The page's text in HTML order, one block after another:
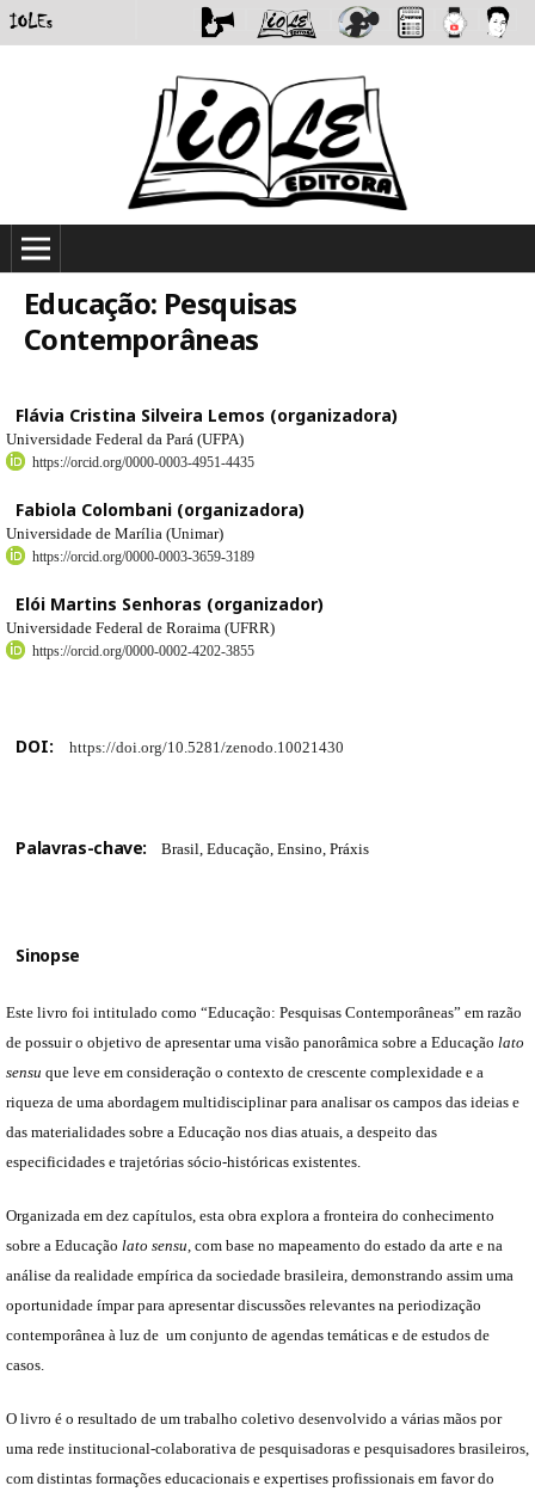
Educação: Pesquisas
Contemporâneas
Flávia Cristina Silveira Lemos (organizadora)
Universidade Federal da Pará (UFPA)
https://orcid.org/0000-0003-4951-4435
Fabiola Colombani (organizadora)
Universidade de Marília (Unimar)
https://orcid.org/0000-0003-3659-3189
Elói Martins Senhoras (organizador)
Universidade Federal de Roraima (UFRR)
https://orcid.org/0000-0002-4202-3855
DOI: https://doi.org/10.5281/zenodo.10021430
Palavras-chave: Brasil, Educação, Ensino, Práxis
Sinopse
Este livro foi intitulado como “Educação: Pesquisas Contemporâneas” em razão
de possuir o objetivo de apresentar uma visão panorâmica sobre a Educação lato
sensu que leve em consideração o contexto de crescente complexidade e a
riqueza de uma abordagem multidisciplinar para analisar os campos das ideias e
das materialidades sobre a Educação nos dias atuais, a despeito das
especificidades e trajetórias sócio-históricas existentes.
Organizada em dez capítulos, esta obra explora a fronteira do conhecimento
sobre a Educação lato sensu, com base no mapeamento do estado da arte e na
análise da realidade empírica da sociedade brasileira, demonstrando assim uma
oportunidade ímpar para apresentar discussões relevantes na periodização
contemporânea à luz de um conjunto de agendas temáticas e de estudos de
casos.
O livro é o resultado de um trabalho coletivo desenvolvido a várias mãos por
uma rede institucional-colaborativa de pesquisadoras e pesquisadores brasileiros,
com distintas formações educacionais e expertises profissionais em favor do